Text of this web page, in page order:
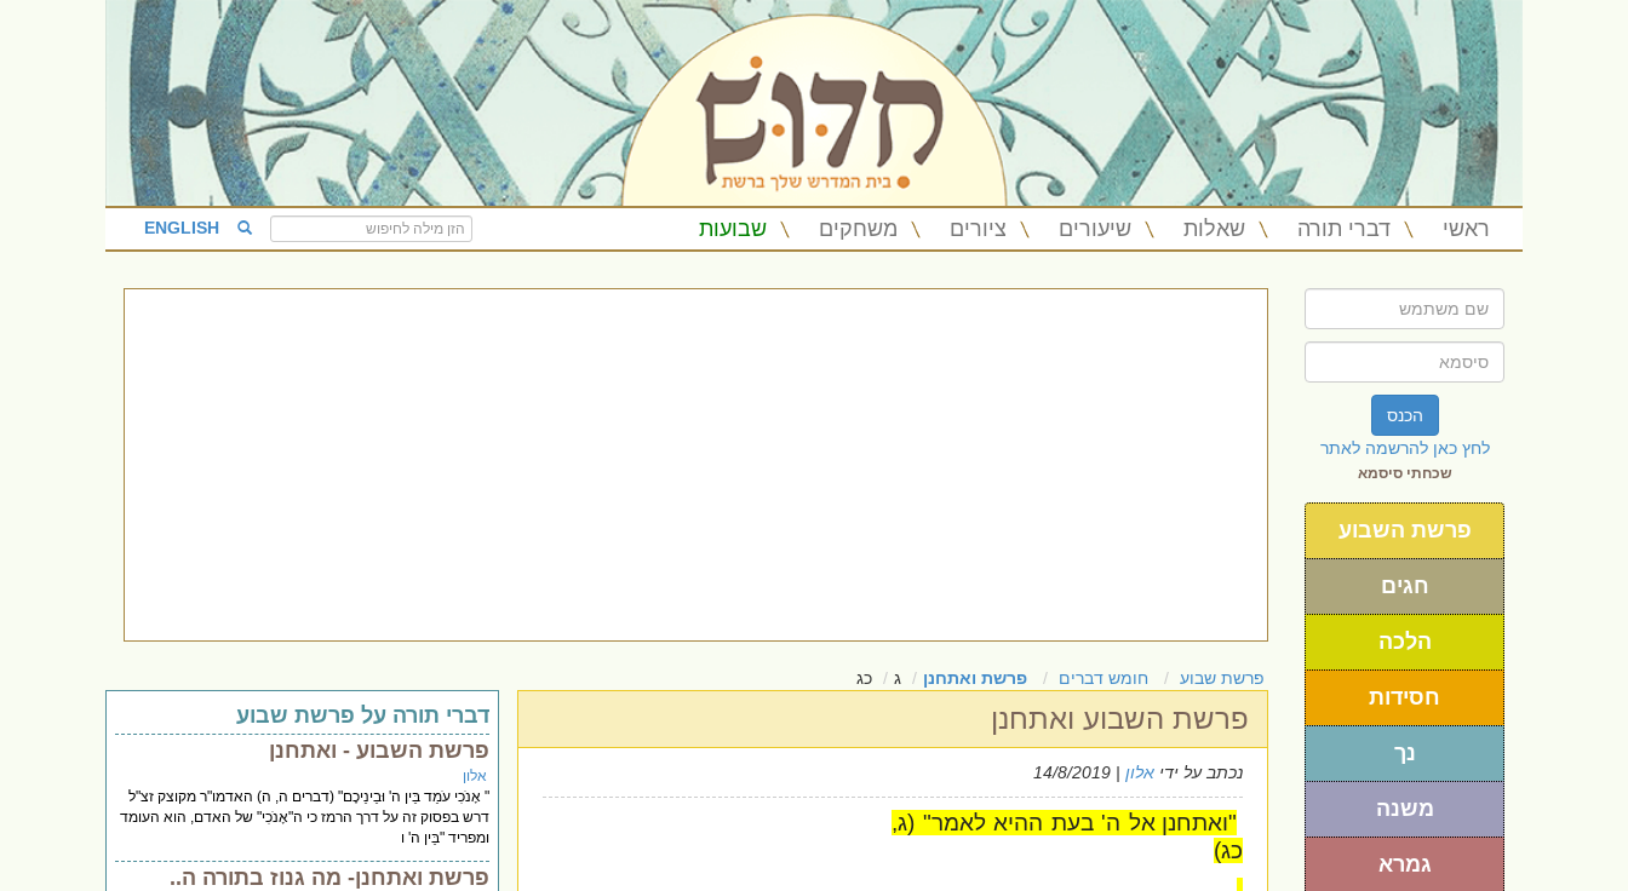
ראשי דברי תורה שאלות שיעורים ציורים משחקים שבועות ENGLISH
הכנס
לחץ כאן להרשמה לאתר
שכחתי סיסמא
פרשת השבוע
חגים
הלכה
חסידות
נך
משנה
גמרא
פרשת שבוע חומש דברים פרשת ואתחנן ג כג
פרשת השבוע ואתחנן
נכתב על ידי אלון | 14/8/2019
"ואתחנן אל ה' בעת ההיא לאמר" (ג,
כג)
דברי תורה על פרשת שבוע
פרשת השבוע - ואתחנן
אלון
" אָנֹכִי עֹמֵד בֵּין ה' וּבֵינֵיכֶם" (דברים ה, ה) האדמו"ר מקוצק זצ"ל
דרש בפסוק זה על דרך הרמז כי ה"אָנֹכִי" של האדם, הוא העומד
ומפריד "בֵּין ה' ו
פרשת ואתחנן- מה גנוז בתורה ה..